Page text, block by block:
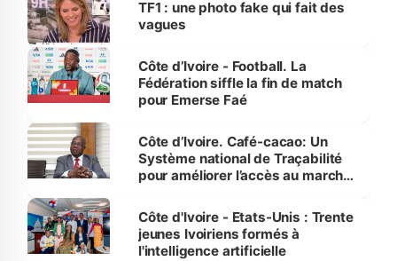
TF1 : une photo fake qui fait des
vagues
Côte d’Ivoire - Football. La
Fédération siffle la fin de match
pour Emerse Faé
Côte d’Ivoire. Café-cacao: Un
Système national de Traçabilité
pour améliorer l’accès au marché
Côte d'Ivoire - Etats-Unis : Trente
jeunes Ivoiriens formés à
l'intelligence artificielle